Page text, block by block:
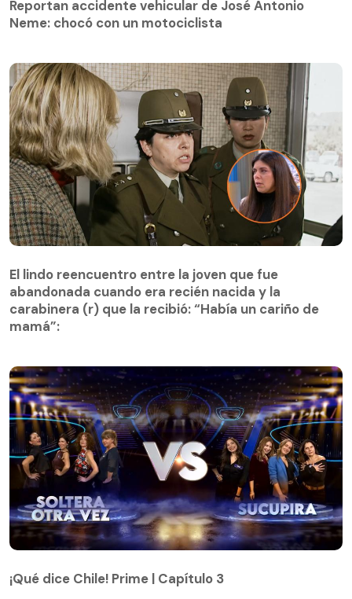
Reportan accidente vehicular de José Antonio
Neme: chocó con un motociclista
abandonada cuando era recién nacida y la
carabinera (r) que la recibió: “Había un cariño de
mamá”:
El lindo reencuentro entre la joven que fue
abandonada cuando era recién nacida y la
carabinera (r) que la recibió: “Había un cariño de
mamá”:
¡Qué dice Chile! Prime | Capítulo 3